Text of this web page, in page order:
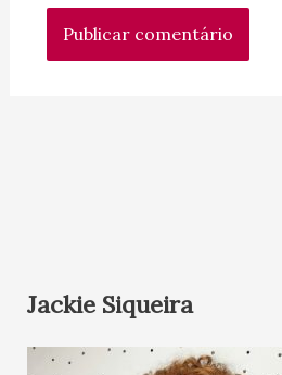
Jackie Siqueira